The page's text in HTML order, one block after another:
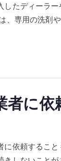
たディーラ
、専用の洗剤
者に依
依頼するこ